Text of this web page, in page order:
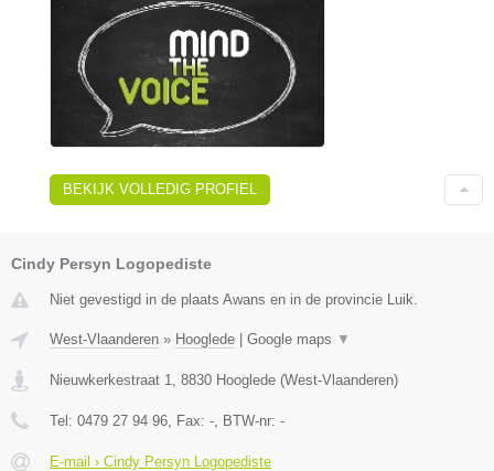
BEKIJK VOLLEDIG PROFIEL
Cindy Persyn Logopediste
Niet gevestigd in de plaats Awans en in de provincie Luik.
West-Vlaanderen » Hooglede | Google maps ▼
Nieuwkerkestraat 1 8830 Hooglede (West-Vlaanderen)
Tel: 0479 27 94 96 , Fax: - , BTW-nr: -
E-mail › Cindy Persyn Logopediste